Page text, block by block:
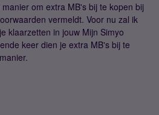
om extra MB's bij te kopen bij
vermeldt. Voor nu zal ik
klaarzetten in jouw Mijn Simyo
keer dien je extra MB's bij te